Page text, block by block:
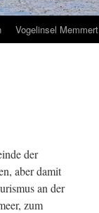
Vogelinsel Memmert
der
aber damit
an der
zum